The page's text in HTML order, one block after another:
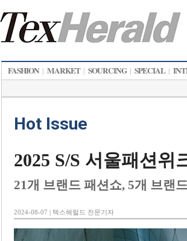
FASHION | MARKET | SOURCING | SPECIAL |
Hot Issue
2025 S/S 서울패션위
21개 브랜드 패션쇼, 5개 브랜
2024-08-07 | 텍스헤럴드 전문기자